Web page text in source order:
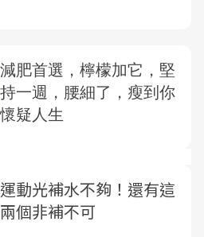
運動光補水不夠！還有這
兩個非補不可